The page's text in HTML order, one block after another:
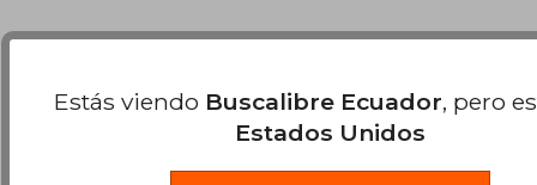
Estás viendo Buscalibre Ecuador, pero
Estados Unidos